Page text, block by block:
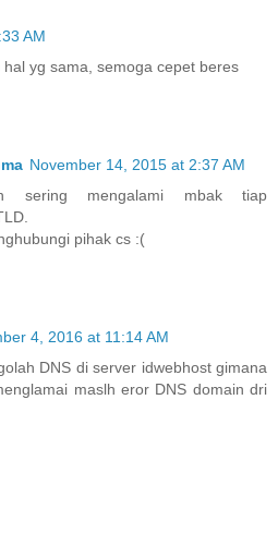
AM
yg sama, semoga cepet beres
November 14, 2015 at 2:37 AM
sering mengalami mbak tiap
pihak cs :(
4, 2016 at 11:14 AM
DNS di server idwebhost gimana
maslh eror DNS domain dri